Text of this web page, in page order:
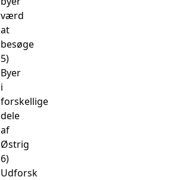
værd
at
besøge
5)
Byer
i
forskellige
dele
af
Østrig
6)
Udforsk